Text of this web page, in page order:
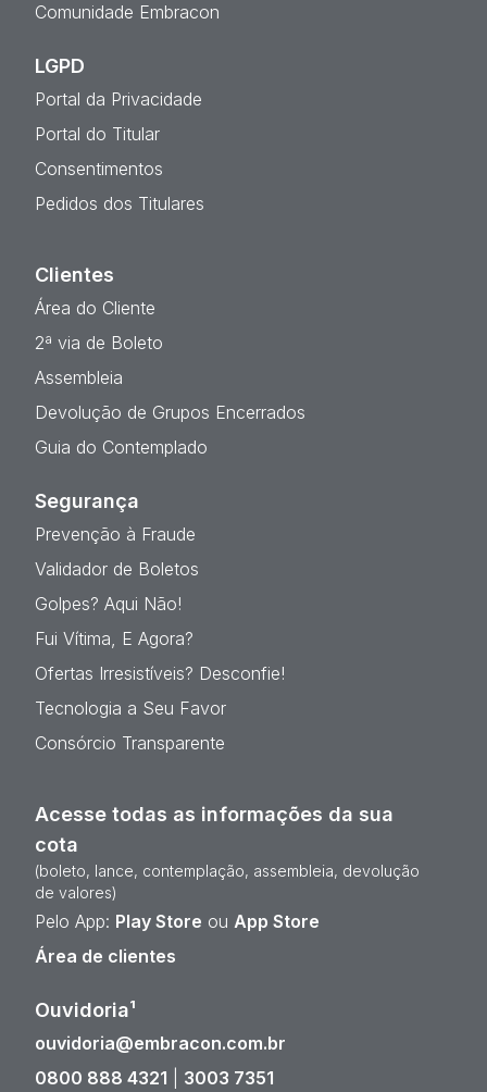
Comunidade Embracon
LGPD
Portal da Privacidade
Portal do Titular
Consentimentos
Pedidos dos Titulares
Clientes
Área do Cliente
2ª via de Boleto
Assembleia
Devolução de Grupos Encerrados
Guia do Contemplado
Segurança
Prevenção à Fraude
Validador de Boletos
Golpes? Aqui Não!
Fui Vítima, E Agora?
Ofertas Irresistíveis? Desconfie!
Tecnologia a Seu Favor
Consórcio Transparente
Acesse todas as informações da sua
cota
(boleto, lance, contemplação, assembleia, devolução
de valores)
Pelo App: Play Store ou App Store
Área de clientes
Ouvidoria¹
ouvidoria@embracon.com.br
0800 888 4321
3003 7351